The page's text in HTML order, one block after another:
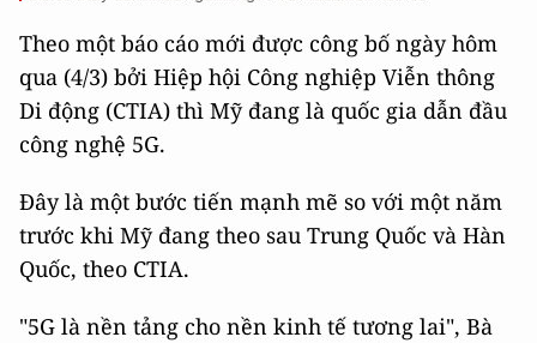
Theo một báo cáo mới được công bố ngày hôm
qua (4/3) bởi Hiệp hội Công nghiệp Viễn thông
Di động (CTIA) thì Mỹ đang là quốc gia dẫn đầu
công nghệ 5G.
Đây là một bước tiến mạnh mẽ so với một năm
trước khi Mỹ đang theo sau Trung Quốc và Hàn
Quốc, theo CTIA.
"5G là nền tảng cho nền kinh tế tương lai", Bà